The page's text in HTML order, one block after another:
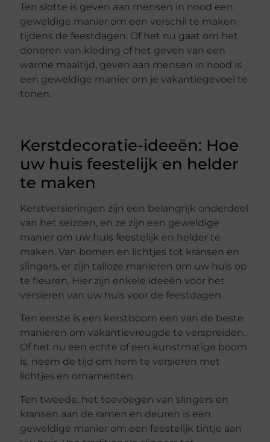
Ten slotte is geven aan mensen in nood een
geweldige manier om een verschil te maken
tijdens de feestdagen. Of het nu gaat om het
doneren van kleding of het geven van een
warme maaltijd, geven aan mensen in nood is
een geweldige manier om je vakantiegevoel te
tonen.
Kerstdecoratie-ideeën: Hoe
uw huis feestelijk en helder
te maken
Kerstversieringen zijn een belangrijk onderdeel
van het seizoen, en ze zijn een geweldige
manier om uw huis feestelijk en helder te
maken. Van bomen en lichtjes tot kransen en
slingers, er zijn talloze manieren om uw huis op
te fleuren. Hier zijn enkele ideeën voor het
versieren van uw huis voor de feestdagen.
Ten eerste is een kerstboom een van de beste
manieren om vakantievreugde te verspreiden.
Of het nu een echte of een kunstmatige boom
is, neem de tijd om hem te versieren met
lichtjes en ornamenten.
Ten tweede, het toevoegen van slingers en
kransen aan de ramen en deuren is een
geweldige manier om een feestelijk tintje aan